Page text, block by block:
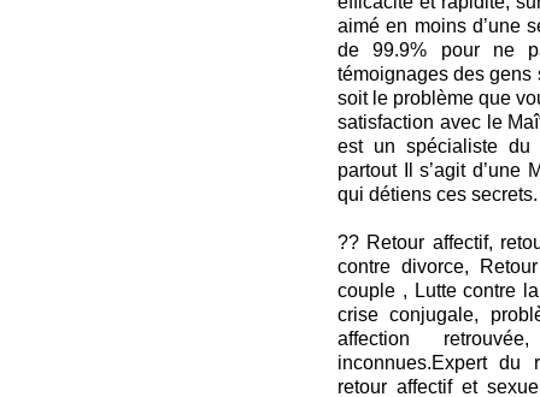
aimé en moins d’une
de 99.9% pour ne
témoignages des gens
soit le problème que
satisfaction avec le
est un spécialiste du
partout Il s’agit d’une
qui détiens ces secrets.
?? Retour affectif,
contre divorce,
couple , Lutte contre
crise conjugale,
affection
inconnues.Expert du
retour affectif et